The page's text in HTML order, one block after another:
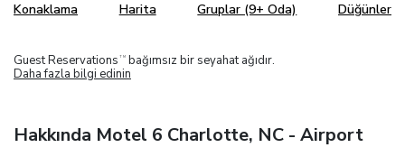
Konaklama Harita Gruplar (9+ Oda) Düğünler
Guest Reservations TM bağımsız bir seyahat ağıdır.
Daha fazla bilgi edinin
Hakkında Motel 6 Charlotte, NC - Airport